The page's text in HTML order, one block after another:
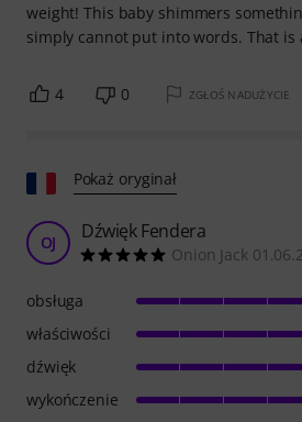
weight! This baby shimmers
simply cannot put into words. That is
4 0 ZGŁOŚ NADUŻYCIE
Pokaż oryginał
OJ Dźwięk Fendera
Onion Jack
obsługa
właściwości
dźwięk
wykończenie